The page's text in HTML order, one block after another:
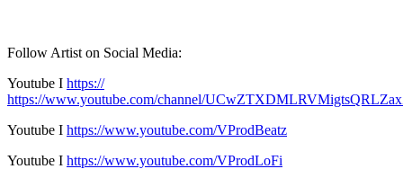
Follow Artist on Social Media:
Youtube I https://
https://www.youtube.com/channel/
Youtube I https://www.youtube.com/VProdBeatz
Youtube I https://www.youtube.com/VProdLoFi